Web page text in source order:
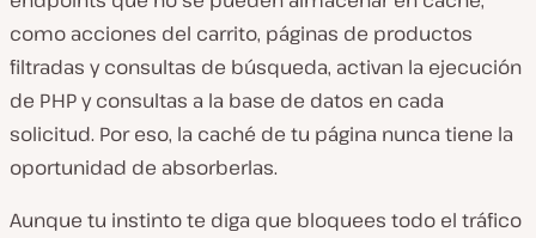
como acciones del carrito, páginas de productos
filtradas y consultas de búsqueda, activan la ejecución
de PHP y consultas a la base de datos en cada
solicitud. Por eso, la caché de tu página nunca tiene la
oportunidad de absorberlas.
Aunque tu instinto te diga que bloquees todo el tráfico